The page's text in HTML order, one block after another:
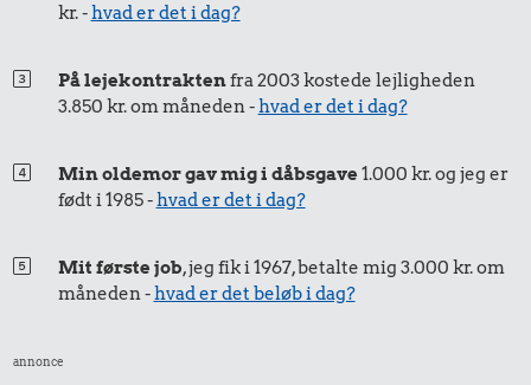
Priser i nutidskroner er estimeret af Oldmoney. Priser i
kr. -hvad er det i dag?
På lejekontraktenfra 2003 kostede lejligheden
3.850 kr. om måneden -hvad er det i dag?
Min oldemor gav mig i dåbsgave1.000 kr. og jeg er
født i 1985 -hvad er det i dag?
Mit første job, jeg fik i 1967, betalte mig 3.000 kr. om
måneden -hvad er det beløb i dag?
annonce